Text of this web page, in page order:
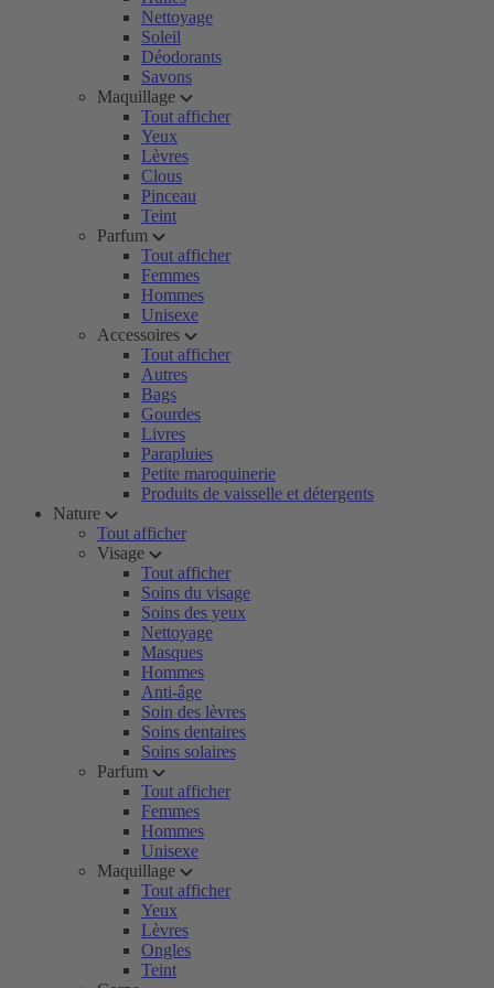
Nettoyage
Soleil
Déodorants
Savons
Maquillage
Tout afficher
Yeux
Lèvres
Clous
Pinceau
Teint
Parfum
Tout afficher
Femmes
Hommes
Unisexe
Accessoires
Tout afficher
Autres
Bags
Gourdes
Livres
Parapluies
Petite maroquinerie
Produits de vaisselle et détergents
Nature
Tout afficher
Visage
Tout afficher
Soins du visage
Soins des yeux
Nettoyage
Masques
Hommes
Anti-âge
Soin des lèvres
Soins dentaires
Soins solaires
Parfum
Tout afficher
Femmes
Hommes
Unisexe
Maquillage
Tout afficher
Yeux
Lèvres
Ongles
Teint